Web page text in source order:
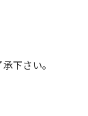
下さい。